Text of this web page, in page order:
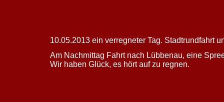
10.05.2013 ein verregneter Tag. Stadtrundfahrt
Am Nachmittag Fahrt nach Lübbenau, eine
Wir haben Glück, es hört auf zu regnen.